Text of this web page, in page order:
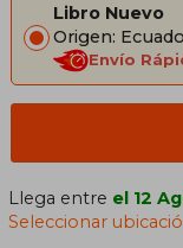
Libro Nuevo
Origen:
Envío
Llega entre el 12
Seleccionar